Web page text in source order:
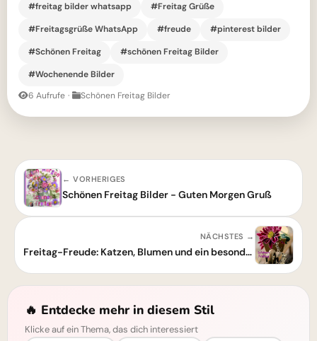
#freitag bilder whatsapp
#Freitag Grüße
#Freitagsgrüße WhatsApp
#freude
#pinterest bilder
#Schönen Freitag
#schönen Freitag Bilder
#Wochenende Bilder
6 Aufrufe · Schönen Freitag Bilder
← VORHERIGES
Schönen Freitag Bilder - Guten Morgen Gruß
NÄCHSTES →
Freitag-Freude: Katzen, Blumen und ein besonderer Gruß
🔥 Entdecke mehr in diesem Stil
Klicke auf ein Thema, das dich interessiert